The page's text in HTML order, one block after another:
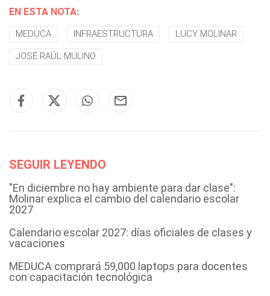
EN ESTA NOTA:
MEDUCA INFRAESTRUCTURA LUCY MOLINAR
JOSÉ RAÚL MULINO
SEGUIR LEYENDO
"En diciembre no hay ambiente para dar clase":
Molinar explica el cambio del calendario escolar
2027
Calendario escolar 2027: días oficiales de clases y
vacaciones
MEDUCA comprará 59,000 laptops para docentes
con capacitación tecnológica